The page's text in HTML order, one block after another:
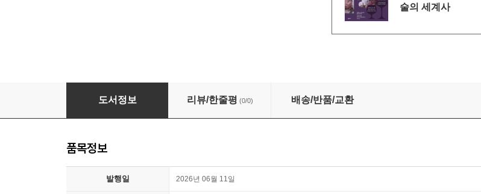
술의 세계사
별과 바다의 섬 이시가키
도서정보 리뷰/한줄평 (0/0) 배송/반품/교환
품목정보
발행일 2026년 06월 11일